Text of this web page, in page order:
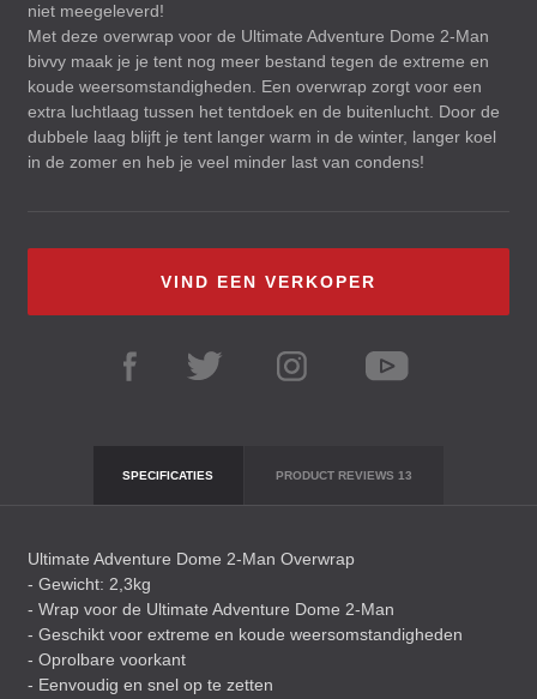
niet meegeleverd!
Met deze overwrap voor de Ultimate Adventure Dome 2-Man
bivvy maak je je tent nog meer bestand tegen de extreme en
koude weersomstandigheden. Een overwrap zorgt voor een
extra luchtlaag tussen het tentdoek en de buitenlucht. Door de
dubbele laag blijft je tent langer warm in de winter, langer koel
in de zomer en heb je veel minder last van condens!
VIND EEN VERKOPER
SPECIFICATIES PRODUCT REVIEWS 13
Ultimate Adventure Dome 2-Man Overwrap
- Gewicht: 2,3kg
- Wrap voor de Ultimate Adventure Dome 2-Man
- Geschikt voor extreme en koude weersomstandigheden
- Oprolbare voorkant
- Eenvoudig en snel op te zetten